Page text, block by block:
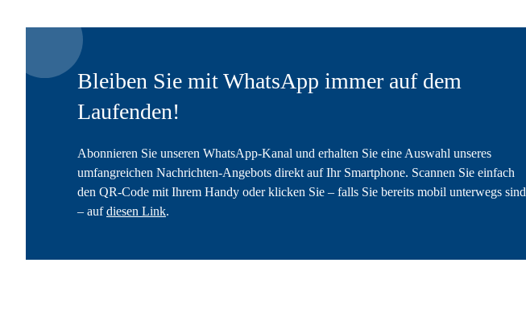
Bleiben Sie mit WhatsApp immer auf dem
Laufenden!
Abonnieren Sie unseren WhatsApp-Kanal und erhalten Sie eine Auswahl unseres
umfangreichen Nachrichten-Angebots direkt auf Ihr Smartphone. Scannen Sie einfach
den QR-Code mit Ihrem Handy oder klicken Sie – falls Sie bereits mobil unterwegs sind
– aufdiesen Link.